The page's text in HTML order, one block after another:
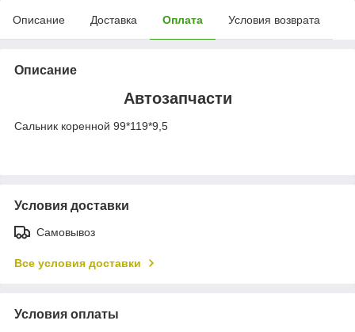
Описание Доставка Оплата Условия возврата
Описание
Автозапчасти
Сальник коренной 99*119*9,5
Условия доставки
Самовывоз
Все условия доставки
Условия оплаты